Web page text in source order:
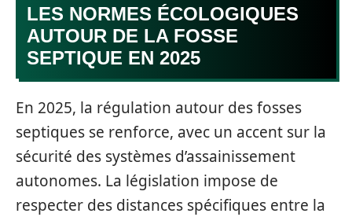
LES NORMES ÉCOLOGIQUES
AUTOUR DE LA FOSSE
SEPTIQUE EN 2025
En 2025, la régulation autour des fosses
septiques se renforce, avec un accent sur la
sécurité des systèmes d’assainissement
autonomes. La législation impose de
respecter des distances spécifiques entre la